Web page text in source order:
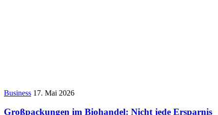
Business 17. Mai 2026
Großpackungen im Biohandel: Nicht jede Ersparnis